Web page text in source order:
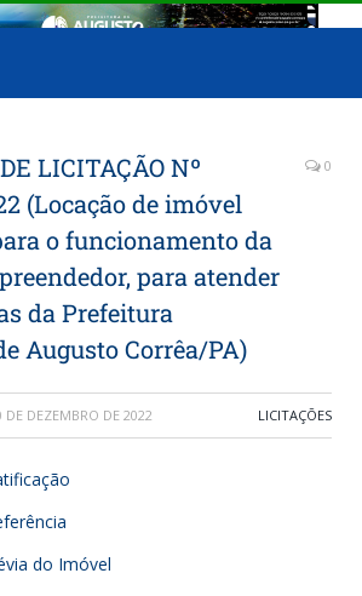
LICITAÇÃO Nº
(Locação de imóvel
o funcionamento da
para atender
da Prefeitura
Augusto Corrêa/PA)
0
DE DEZEMBRO DE 2022 LICITAÇÕES
do Imóvel